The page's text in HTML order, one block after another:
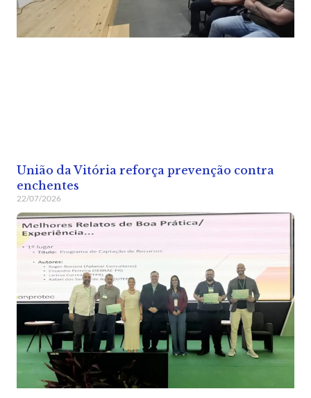
União da Vitória reforça prevenção contra
enchentes
22/07/2026